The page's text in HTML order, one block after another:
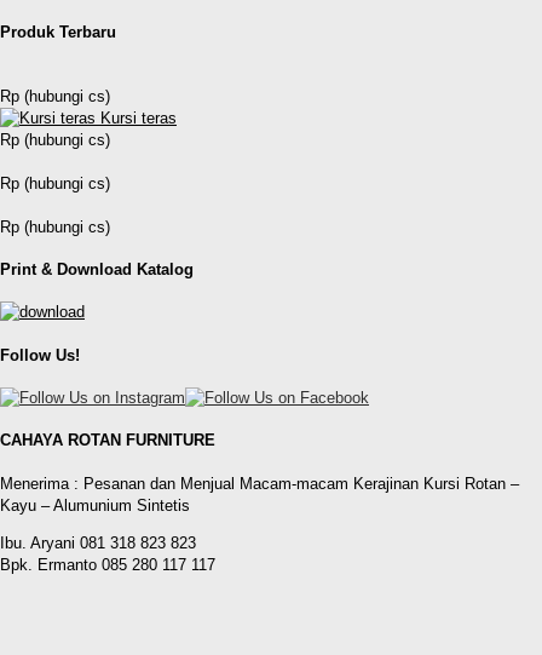
Produk Terbaru
Rp (hubungi cs)
Kursi teras
Rp (hubungi cs)
Rp (hubungi cs)
Rp (hubungi cs)
Print & Download Katalog
Follow Us!
CAHAYA ROTAN FURNITURE
Menerima : Pesanan dan Menjual Macam-macam Kerajinan Kursi Rotan –
Kayu – Alumunium Sintetis
Ibu. Aryani 081 318 823 823
Bpk. Ermanto 085 280 117 117